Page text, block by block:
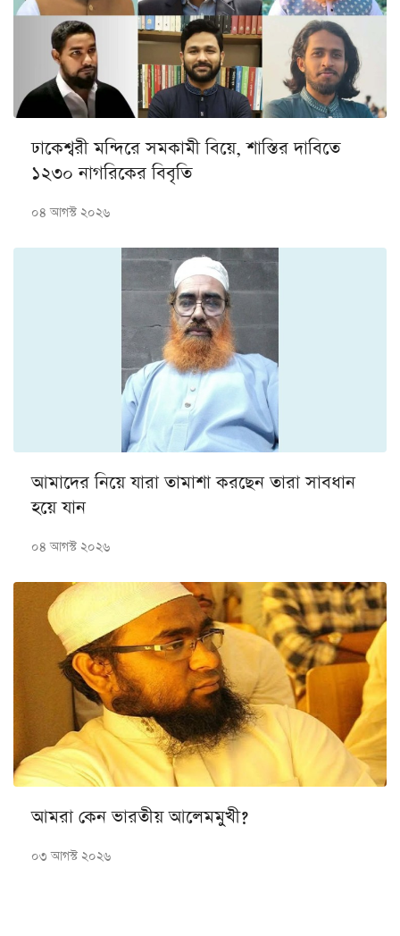
ঢাকেশ্বরী মন্দিরে সমকামী বিয়ে, শাস্তির দাবিতে
১২৩০ নাগরিকের বিবৃতি
০৪ আগস্ট ২০২৬
আমাদের নিয়ে যারা তামাশা করছেন তারা সাবধান
হয়ে যান
০৪ আগস্ট ২০২৬
আমরা কেন ভারতীয় আলেমমুখী?
০৩ আগস্ট ২০২৬